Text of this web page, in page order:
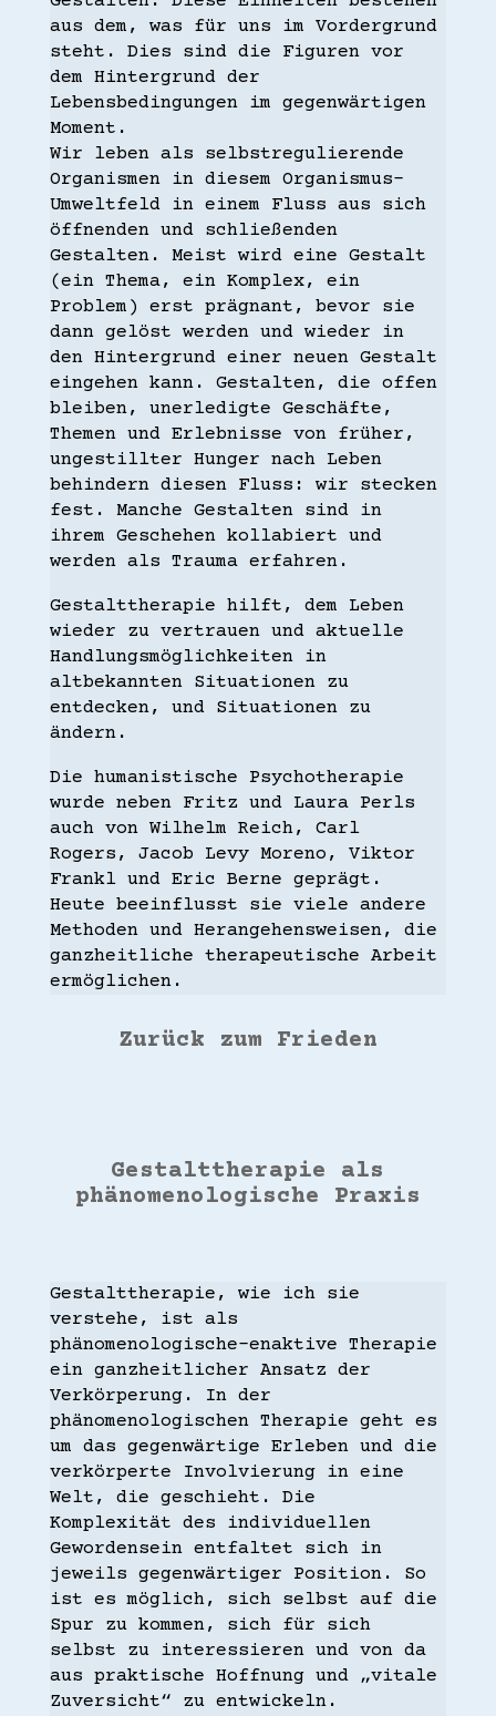
aus dem, was für uns im Vordergrund
steht. Dies sind die Figuren vor
dem Hintergrund der
Lebensbedingungen im gegenwärtigen
Moment.
Wir leben als selbstregulierende
Organismen in diesem Organismus-
Umweltfeld in einem Fluss aus sich
öffnenden und schließenden
Gestalten. Meist wird eine Gestalt
(ein Thema, ein Komplex, ein
Problem) erst prägnant, bevor sie
dann gelöst werden und wieder in
den Hintergrund einer neuen Gestalt
eingehen kann. Gestalten, die offen
bleiben, unerledigte Geschäfte,
Themen und Erlebnisse von früher,
ungestillter Hunger nach Leben
behindern diesen Fluss: wir stecken
fest. Manche Gestalten sind in
ihrem Geschehen kollabiert und
werden als Trauma erfahren.
Gestalttherapie hilft, dem Leben
wieder zu vertrauen und aktuelle
Handlungsmöglichkeiten in
altbekannten Situationen zu
entdecken, und Situationen zu
ändern.
Die humanistische Psychotherapie
wurde neben Fritz und Laura Perls
auch von Wilhelm Reich, Carl
Rogers, Jacob Levy Moreno, Viktor
Frankl und Eric Berne geprägt.
Heute beeinflusst sie viele andere
Methoden und Herangehensweisen, die
ganzheitliche therapeutische Arbeit
ermöglichen.
Zurück zum Frieden
Gestalttherapie als
phänomenologische Praxis
Gestalttherapie, wie ich sie
verstehe, ist als
phänomenologische-enaktive Therapie
ein ganzheitlicher Ansatz der
Verkörperung. In der
phänomenologischen Therapie geht es
um das gegenwärtige Erleben und die
verkörperte Involvierung in eine
Welt, die geschieht. Die
Komplexität des individuellen
Gewordensein entfaltet sich in
jeweils gegenwärtiger Position. So
ist es möglich, sich selbst auf die
Spur zu kommen, sich für sich
selbst zu interessieren und von da
aus praktische Hoffnung und „vitale
Zuversicht“ zu entwickeln.